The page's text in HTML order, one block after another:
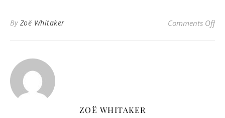
By Zoë Whitaker Comments Offon
ZOË WHITAKER